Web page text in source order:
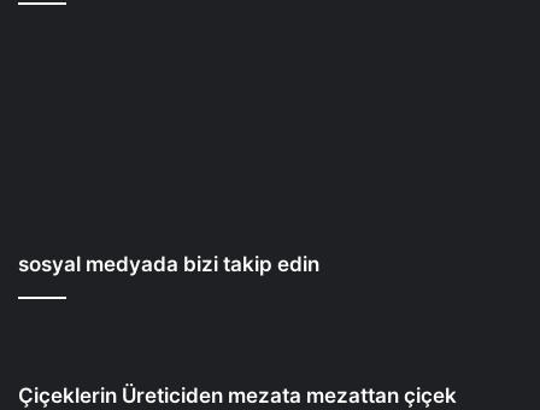
sosyal medyada bizi takip edin
Çiçeklerin Üreticiden mezata mezattan çiçek